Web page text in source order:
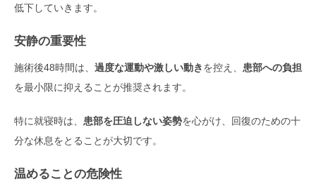
低下していきます。
安静の重要性
施術後48時間は、 過度な運動や激しい動きを控え、 患部への負担
を最小限に抑えることが推奨されます。
特に就寝時は、 患部を圧迫しない姿勢を心がけ、回復のための十
分な休息をとることが大切です。
温めることの危険性